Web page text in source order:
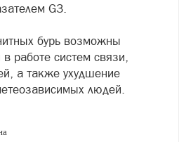
G3.
бурь возможны
работе систем связи,
а также ухудшение
людей.